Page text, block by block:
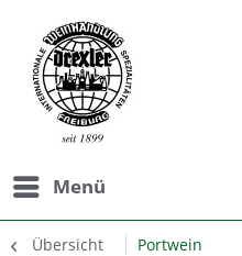
Menü
Übersicht Portwein